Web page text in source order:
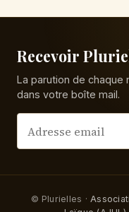
Recevoir
La parution de chaque
dans votre boîte mail.
© Plurielles ·